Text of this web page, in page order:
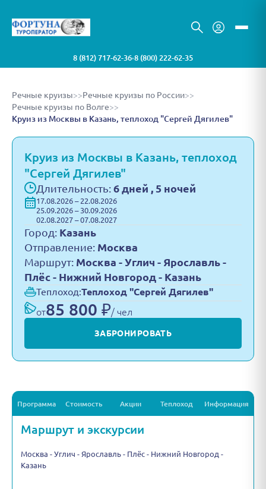
8 (812) 717-62-36•8 (800) 222-62-35
Речные круизы>>Речные круизы по России>>
Речные круизы по Волге>>
Круиз из Москвы в Казань, теплоход "Сергей Дягилев"
Круиз из Москвы в Казань, теплоход
"Сергей Дягилев"
Длительность: 6 дней , 5 ночей
17.08.2026 – 22.08.2026
25.09.2026 – 30.09.2026
02.08.2027 – 07.08.2027
Город: Казань
Отправление: Москва
Маршрут: Москва - Углич - Ярославль -
Плёс - Нижний Новгород - Казань
Теплоход:Теплоход "Сергей Дягилев"
от85 800 ₽/ чел
ЗАБРОНИРОВАТЬ
Программа Стоимость Акции Теплоход Информация
Маршрут и экскурсии
Москва - Углич - Ярославль - Плёс - Нижний Новгород -
Казань